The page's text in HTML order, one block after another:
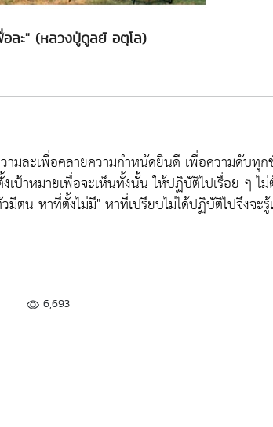
ละ" (หลวงปู่ดูลย์ อตุโล)
มละเพื่อคลายความกำหนัดยินดี เพื่อความดับทุก
ป้าหมายเพื่อจะเห็นทั้งนั้น ให้ปฏิบัติไปเรื่อย ๆ ไ
ตน หาที่ตั้งไม่มี" หาที่เปรียบไม่ได้ปฏิบัติไปจึงจะรู้
6,693